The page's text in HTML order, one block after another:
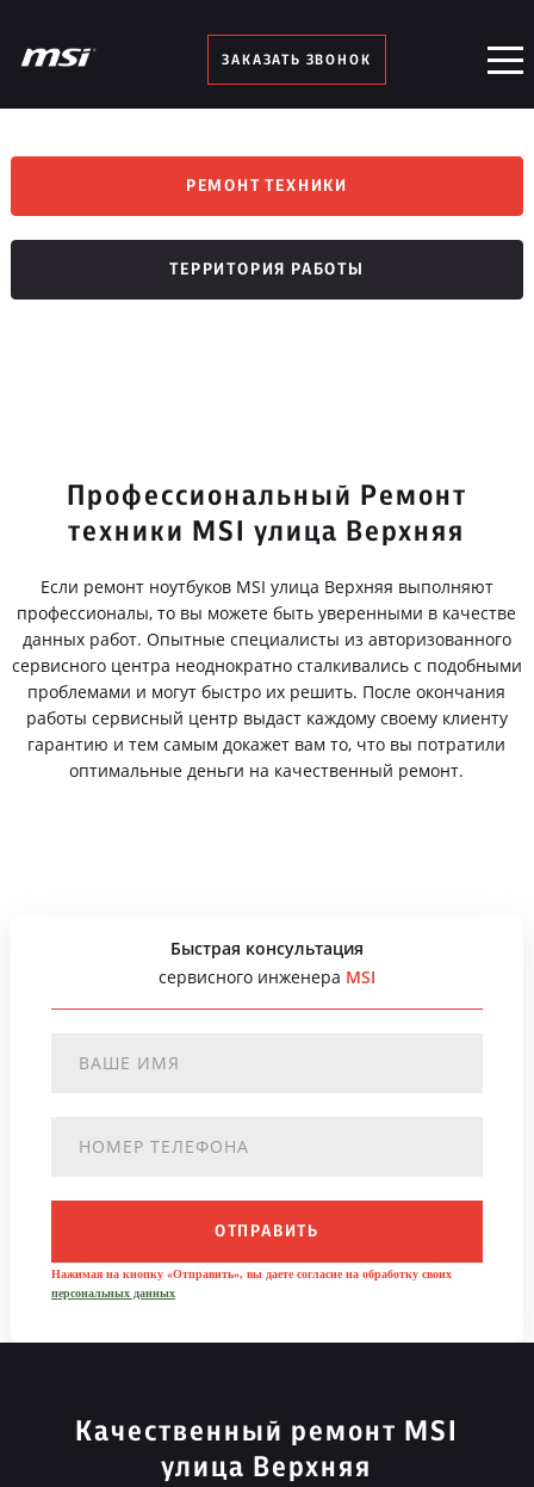
ЗАКАЗАТЬ ЗВОНОК
РЕМОНТ ТЕХНИКИ
ТЕРРИТОРИЯ РАБОТЫ
Профессиональный Ремонт
техники MSI улица Верхняя
Если ремонт ноутбуков MSI улица Верхняя выполняют
профессионалы, то вы можете быть уверенными в качестве
данных работ. Опытные специалисты из авторизованного
сервисного центра неоднократно сталкивались с подобными
проблемами и могут быстро их решить. После окончания
работы сервисный центр выдаст каждому своему клиенту
гарантию и тем самым докажет вам то, что вы потратили
оптимальные деньги на качественный ремонт.
Быстрая консультация
сервисного инженера MSI
ОТПРАВИТЬ
Нажимая на кнопку «Отправить», вы даете согласие на обработку своих
персональных данных
Качественный ремонт MSI
улица Верхняя